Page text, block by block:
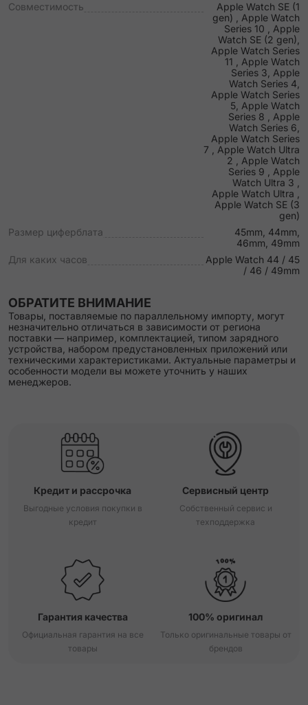
Совместимость
Apple Watch SE (1
gen) , Apple Watch
Series 10 , Apple
Watch SE (2 gen),
Apple Watch Series
11 , Apple Watch
Series 3, Apple
Watch Series 4,
Apple Watch Series
5, Apple Watch
Series 8 , Apple
Watch Series 6,
Apple Watch Series
7 , Apple Watch Ultra
2 , Apple Watch
Series 9 , Apple
Watch Ultra 3 ,
Apple Watch Ultra ,
Apple Watch SE (3
gen)
Размер циферблата
45mm, 44mm,
46mm, 49mm
Для каких часов
Apple Watch 44 / 45
/ 46 / 49mm
ОБРАТИТЕ ВНИМАНИЕ
Товары, поставляемые по параллельному импорту, могут
незначительно отличаться в зависимости от региона
поставки — например, комплектацией, типом зарядного
устройства, набором предустановленных приложений или
техническими характеристиками. Актуальные параметры и
особенности модели вы можете уточнить у наших
менеджеров.
Кредит и рассрочка
Выгодные условия покупки в
кредит
Сервисный центр
Собственный сервис и
техподдержка
Гарантия качества
Официальная гарантия на все
товары
100% оригинал
Только оригинальные товары от
брендов